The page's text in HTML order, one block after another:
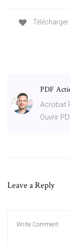
Télécharger
PDF
Acrobat
Ouvrir
Leave a Reply